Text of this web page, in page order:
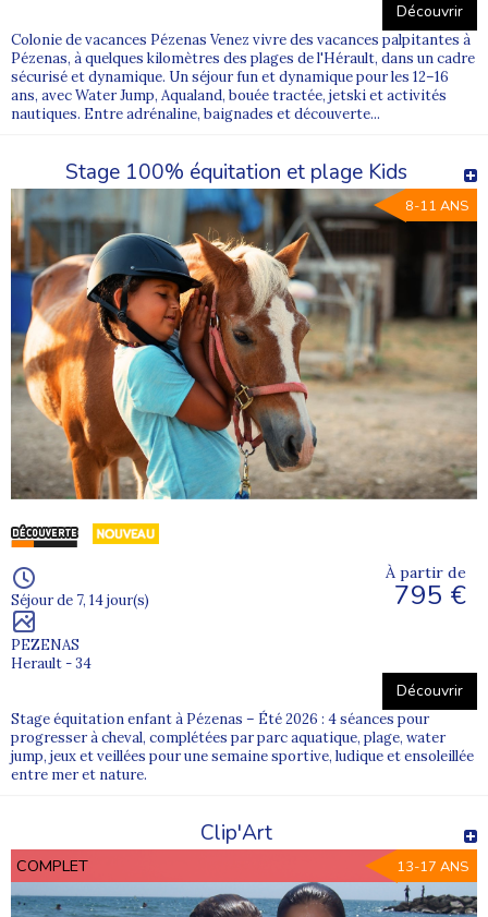
Découvrir
Colonie de vacances Pézenas Venez vivre des vacances palpitantes à
Pézenas, à quelques kilomètres des plages de l'Hérault, dans un cadre
sécurisé et dynamique. Un séjour fun et dynamique pour les 12–16
ans, avec Water Jump, Aqualand, bouée tractée, jetski et activités
nautiques. Entre adrénaline, baignades et découverte...
Stage 100% équitation et plage Kids
8-11 ANS
Séjour de 7, 14 jour(s)
PEZENAS
Herault - 34
À partir de
795 €
Découvrir
Stage équitation enfant à Pézenas – Été 2026 : 4 séances pour
progresser à cheval, complétées par parc aquatique, plage, water
jump, jeux et veillées pour une semaine sportive, ludique et ensoleillée
entre mer et nature.
Clip'Art
COMPLET 13-17 ANS